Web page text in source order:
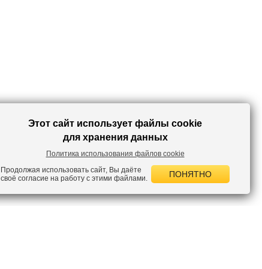
Этот сайт использует файлы cookie
для хранения данных
Политика использования файлов cookie
Продолжая использовать сайт, Вы даёте
своё согласие на работу с этими файлами.
ПОНЯТНО